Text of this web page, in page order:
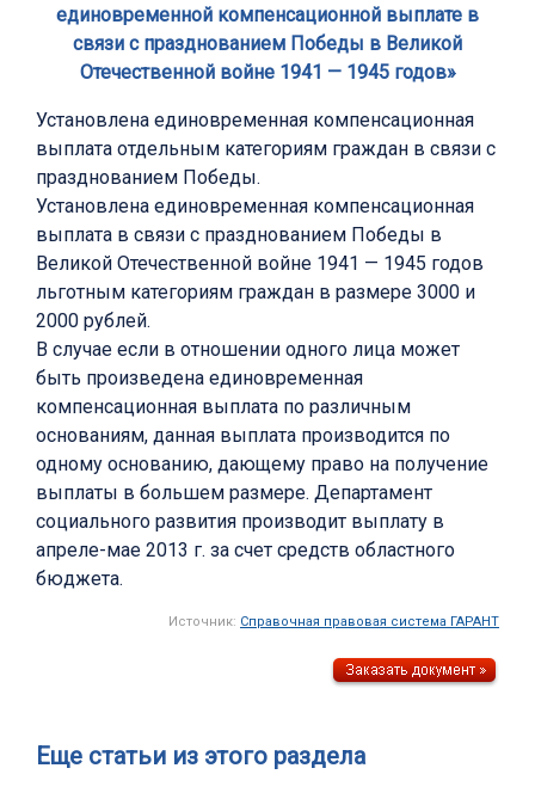
единовременной компенсационной выплате в
связи с празднованием Победы в Великой
Отечественной войне 1941 — 1945 годов»
Установлена единовременная компенсационная
выплата отдельным категориям граждан в связи с
празднованием Победы.
Установлена единовременная компенсационная
выплата в связи с празднованием Победы в
Великой Отечественной войне 1941 — 1945 годов
льготным категориям граждан в размере 3000 и
2000 рублей.
В случае если в отношении одного лица может
быть произведена единовременная
компенсационная выплата по различным
основаниям, данная выплата производится по
одному основанию, дающему право на получение
выплаты в большем размере. Департамент
социального развития производит выплату в
апреле-мае 2013 г. за счет средств областного
бюджета.
Источник: Справочная правовая система ГАРАНТ
Еще статьи из этого раздела